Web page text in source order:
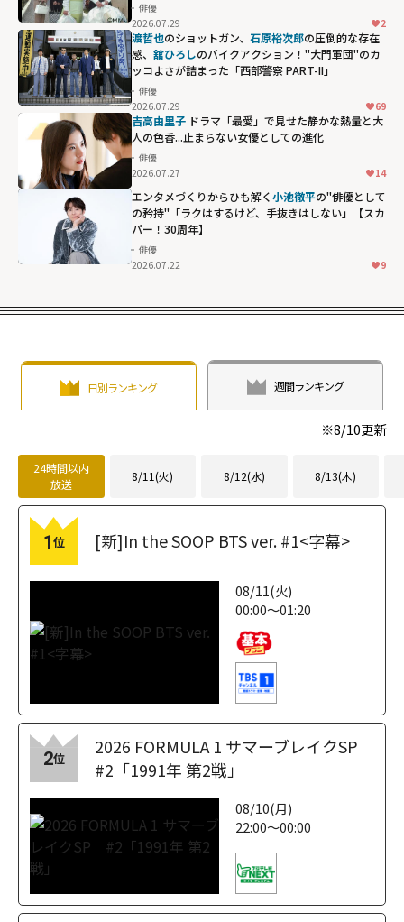
俳優
2026.07.29
2
渡哲也のショットガン、 石原裕次郎の圧倒的な存在
感、 舘ひろしのバイクアクション！"大門軍団"のカ
ッコよさが詰まった「西部警察 PART-II」
俳優
2026.07.29
69
吉高由里子 ドラマ「最愛」で見せた静かな熱量と大
人の色香...止まらない女優としての進化
俳優
2026.07.27
14
エンタメづくりからひも解く小池徹平の"俳優として
の矜持"「ラクはするけど、手抜きはしない」【スカ
パー！30周年】
俳優
2026.07.22
9
日別ランキング 週間ランキング
※8/10更新
24時間以内
放送
8/11(火) 8/12(水) 8/13(木)
1位 [新]In the SOOP BTS ver. #1<字幕>
08/11(火)
00:00～01:20
2位
2026 FORMULA 1 サマーブレイクSP
#2「1991年 第2戦」
08/10(月)
22:00～00:00